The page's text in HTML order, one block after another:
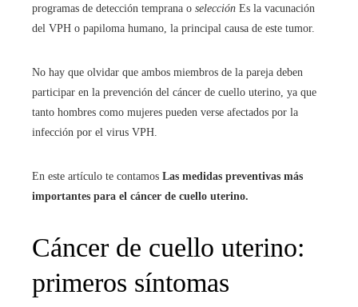
programas de detección temprana o selección Es la vacunación
del VPH o papiloma humano, la principal causa de este tumor.
No hay que olvidar que ambos miembros de la pareja deben
participar en la prevención del cáncer de cuello uterino, ya que
tanto hombres como mujeres pueden verse afectados por la
infección por el virus VPH.
En este artículo te contamos Las medidas preventivas más
importantes para el cáncer de cuello uterino.
Cáncer de cuello uterino:
primeros síntomas